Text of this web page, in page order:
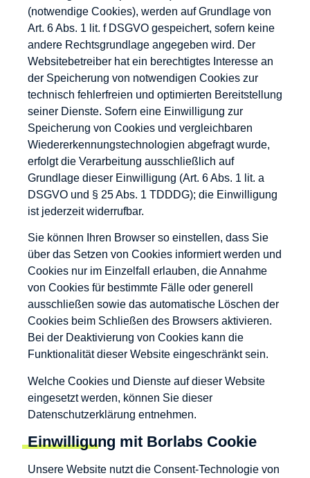
(notwendige Cookies), werden auf Grundlage von
Art. 6 Abs. 1 lit. f DSGVO gespeichert, sofern keine
andere Rechtsgrundlage angegeben wird. Der
Websitebetreiber hat ein berechtigtes Interesse an
der Speicherung von notwendigen Cookies zur
technisch fehlerfreien und optimierten Bereitstellung
seiner Dienste. Sofern eine Einwilligung zur
Speicherung von Cookies und vergleichbaren
Wiedererkennungstechnologien abgefragt wurde,
erfolgt die Verarbeitung ausschließlich auf
Grundlage dieser Einwilligung (Art. 6 Abs. 1 lit. a
DSGVO und § 25 Abs. 1 TDDDG); die Einwilligung
ist jederzeit widerrufbar.
Sie können Ihren Browser so einstellen, dass Sie
über das Setzen von Cookies informiert werden und
Cookies nur im Einzelfall erlauben, die Annahme
von Cookies für bestimmte Fälle oder generell
ausschließen sowie das automatische Löschen der
Cookies beim Schließen des Browsers aktivieren.
Bei der Deaktivierung von Cookies kann die
Funktionalität dieser Website eingeschränkt sein.
Welche Cookies und Dienste auf dieser Website
eingesetzt werden, können Sie dieser
Datenschutzerklärung entnehmen.
Einwilligung mit Borlabs Cookie
Unsere Website nutzt die Consent-Technologie von